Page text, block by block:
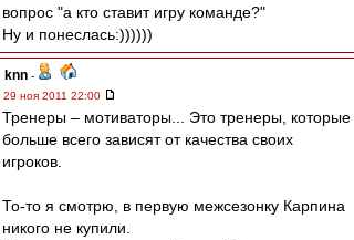
вопрос "а кто ставит игру команде?"
Ну и понеслась:))))))
knn -
29 ноя 2011 22:00
Тренеры – мотиваторы... Это тренеры, которые
больше всего зависят от качества своих
игроков.
То-то я смотрю, в первую межсезонку Карпина
никого не купили.